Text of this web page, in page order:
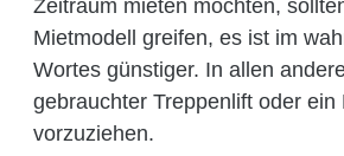
Zeitraum mieten möchten,
Mietmodell greifen, es ist im
Wortes günstiger. In allen
gebrauchter Treppenlift oder ein
vorzuziehen.